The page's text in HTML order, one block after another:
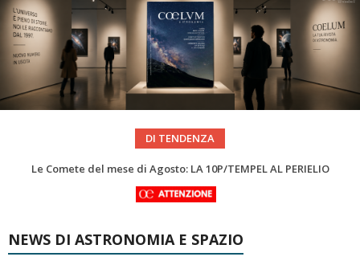
DI TENDENZA
Asteroidi del mese Agosto 2026
NEWS DI ASTRONOMIA E SPAZIO